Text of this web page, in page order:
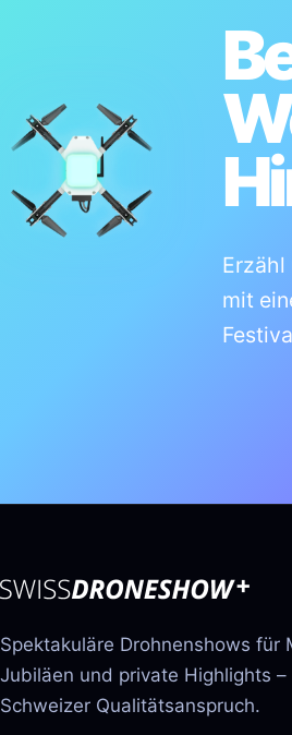
Erzähl
mit
Spektakuläre Drohnenshows für
Jubiläen und private Highlights
Schweizer Qualitätsanspruch.